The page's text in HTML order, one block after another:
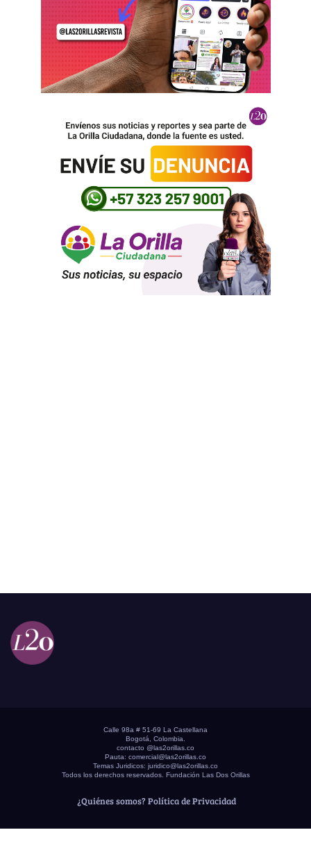
Calle 98a # 51-69 La Castellana
Bogotá, Colombia.
contacto @las2orillas.co
Pauta: comercial@las2orillas.co
Temas Juridicos: juridico@las2orillas.co
Todos los derechos reservados. Fundación Las Dos Orillas
¿Quiénes somos? Política de Privacidad